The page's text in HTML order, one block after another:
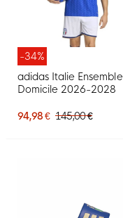
-34%
adidas Italie Ensemble
Domicile 2026-2028
94,98 € 145,00 €